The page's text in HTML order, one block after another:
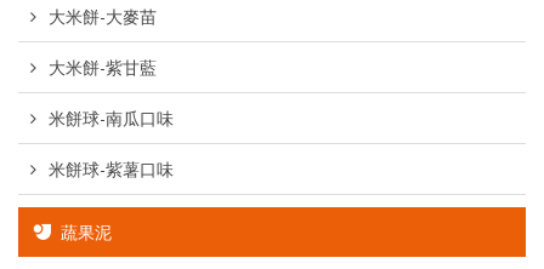
大米餅-大麥苗
大米餅-紫甘藍
米餅球-南瓜口味
米餅球-紫薯口味
蔬果泥